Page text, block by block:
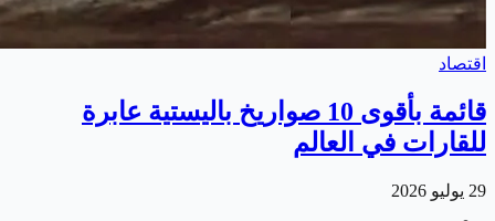
اقتصاد
قائمة بأقوى 10 صواريخ باليستية عابرة
للقارات في العالم
29 يوليو 2026